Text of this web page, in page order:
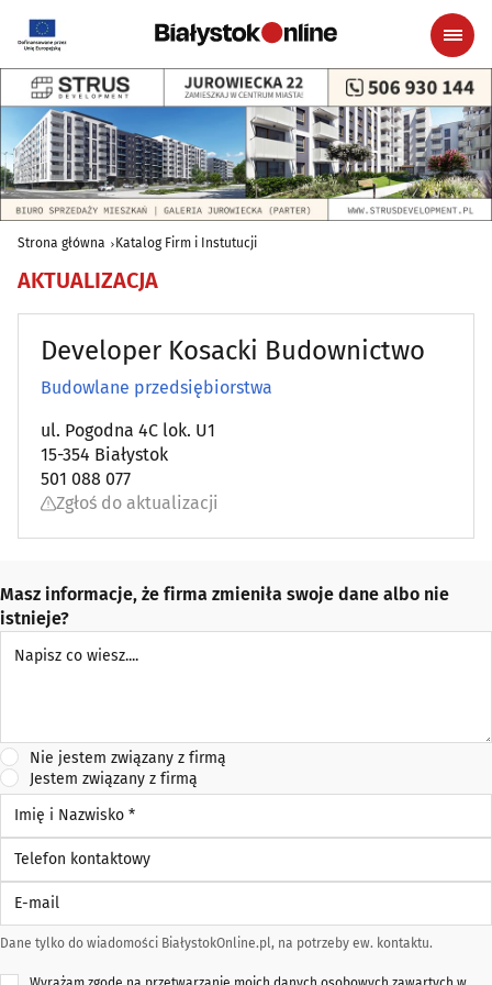
Strona główna Katalog Firm i Instutucji
AKTUALIZACJA
Developer Kosacki Budownictwo
Budowlane przedsiębiorstwa
ul. Pogodna 4C lok. U1
15-354 Białystok
501 088 077
Zgłoś do aktualizacji
Masz informacje, że firma zmieniła swoje dane albo nie
istnieje?
Nie jestem związany z firmą
Jestem związany z firmą
Imię i Nazwisko *
Telefon kontaktowy
Dane tylko do wiadomości BiałystokOnline.pl, na potrzeby ew. kontaktu.